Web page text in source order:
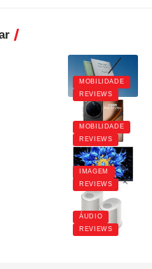
MOBILIDADE
REVIEWS
MOBILIDADE
REVIEWS
IMAGEM
REVIEWS
ÁUDIO
REVIEWS